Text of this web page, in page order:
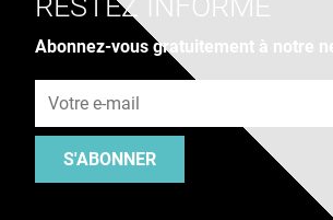
Abonnez-vous gratuitement à notre
S'ABONNER